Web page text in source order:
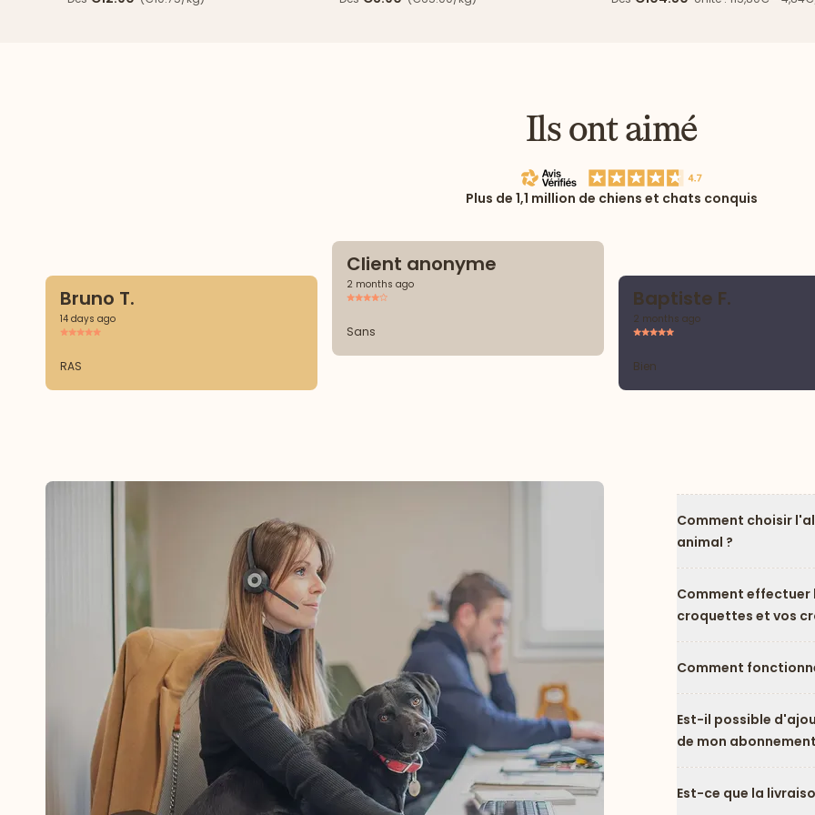
Ils ont aimé
Plus de 1,1 million de chiens et chats conquis
Bruno T.
14 days ago
RAS
Client anonyme
2 months ago
Sans
Baptiste F.
2 months ago
Bien
Comment choisir
animal ?
Comment effectuer
croquettes et vos
Comment
Est-il possible
de mon
Est-ce que la